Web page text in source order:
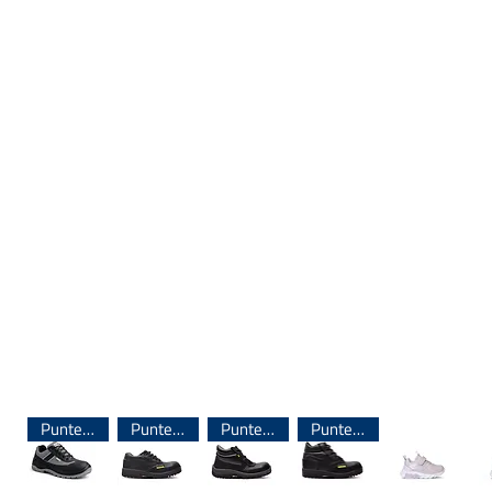
Puntera de Acero Puntera de Acero Puntera de Acero Puntera de Acero